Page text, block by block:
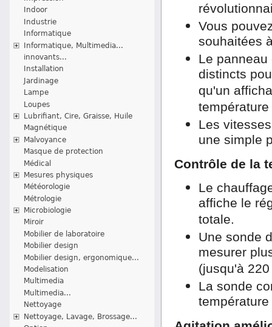
Indoor
Industrie
Informatique
Informatique, Multimedia...
innovants...
Installation
Jardinage
Lampe
Loupes
Lubrifiant, Cire, Graisse, Huile
Magnétique
Malvoyance
Masque de protection
Médical
Mesures physiques
Météorologie
Métrologie
Microbiologie
Miroir
Mobilier de laboratoire
Mobilier design
Mobilier design, ergonomique...
Modelisation
Multimedia
Multimedia...
Nettoyage
Nettoyage, Lavage, Brossage...
Vous
souhaitées
Le
distincts
qu'un
Les
une simple
Contrôle de la
Le
affiche le
totale.
Une sonde
mesurer
(jusqu'à 220
La sonde